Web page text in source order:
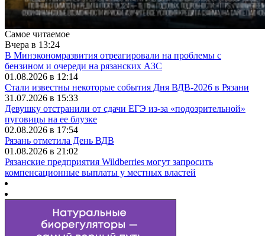
Самое читаемое
Вчера в 13:24
В Минэкономразвития отреагировали на проблемы с
бензином и очереди на рязанских АЗС
01.08.2026 в 12:14
Стали известны некоторые события Дня ВДВ-2026 в Рязани
31.07.2026 в 15:33
Девушку отстранили от сдачи ЕГЭ из-за «подозрительной»
пуговицы на ее блузке
02.08.2026 в 17:54
Рязань отметила День ВДВ
01.08.2026 в 21:02
Рязанские предприятия Wildberries могут запросить
компенсационные выплаты у местных властей